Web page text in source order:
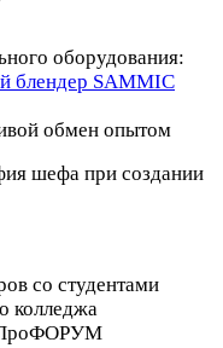
оборудования:
блендер SAMMIC
обмен опытом
шефа при создании
со студентами
колледжа
ПроФОРУМ